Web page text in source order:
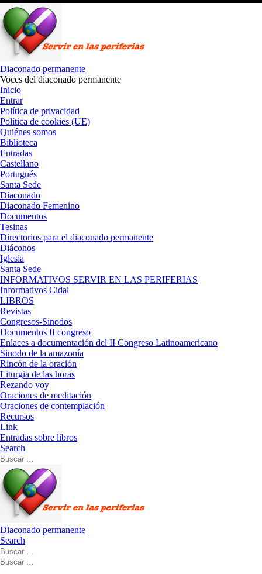
Saltar
al
contenido
Diaconado permanente
Voces del diaconado permanente
Inicio
Entrar
Política de privacidad
Política de cookies (UE)
Quiénes somos
Biblioteca
Entradas
Castellano
Portugués
Santa Sede
Diaconado
Diaconado Femenino
Documentos
Tesinas
Directorios para el diaconado permanente
Diáconos
Iglesia
Santa Sede
INFORMATIVOS SERVIR EN LAS PERIFERIAS
Informativos Cidal
LIBROS
Revistas
Congresos-Sinodos
Documentos II congreso
Enlaces a documentación del II Congreso Latinoamericano
Sinodo de la amazonía
Rincón de la oración
Liturgia de las horas
Rezando voy
Oraciones de meditación
Oraciones de contemplación
Recursos
Link
Entradas sobre libros
Search
Buscar
Diaconado permanente
Search
Buscar
Buscar